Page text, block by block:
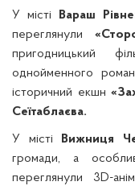
У місті Вараш
переглянули
пригодницький
однойменного
історичний екшн
Сеїтаблаєва.
У місті Вижниця
громади, а
переглянули 3D-